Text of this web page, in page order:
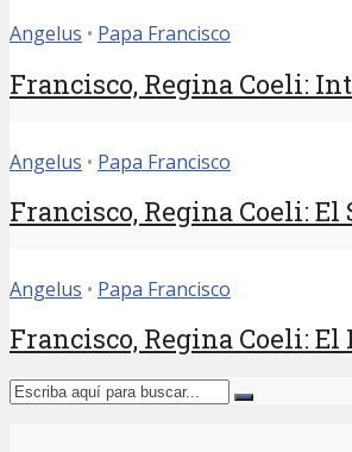
Angelus • Papa Francisco
Francisco, Regina Coeli:
Angelus • Papa Francisco
Francisco, Regina Coeli:
Angelus • Papa Francisco
Francisco, Regina Coeli: